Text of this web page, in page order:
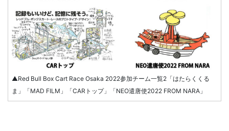
▲Red Bull Box Cart Race Osaka 2022参加チーム一覧2「はたらくくる
ま」「MAD FILM」「CARトップ」「NEO遣唐使2022 FROM NARA」